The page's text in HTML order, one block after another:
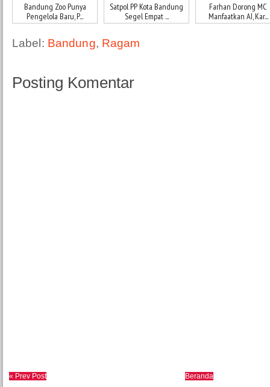
Bandung Zoo Punya
Pengelola Baru, P...
Satpol PP Kota Bandung
Segel Empat ...
Farhan Dorong MC
Manfaatkan AI, Kar...
Label: Bandung, Ragam
Posting Komentar
« Prev Post Beranda